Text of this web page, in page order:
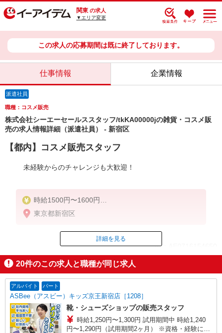
関東 の求人
▼エリア変更
この求人の応募期間は既に終了しております。
仕事情報 企業情報
派遣社員
職種：コスメ販売
株式会社シーエーセールススタッフ/tkKA00000jの雑貨・コスメ販
売の求人情報詳細（派遣社員） - 新宿区
【都内】コスメ販売スタッフ
未経験からのチャレンジも大歓迎！
時給1500円〜1600円
※スキルや経験によって異なります。
東京都新宿区
ID：AE0716154650
掲載期間終了
詳細を見る
20件のこの求人と職種が同じ求人
アルバイト パート
ASBee（アスビー）キッズ京王新宿店［1208］
靴・シューズショップの販売スタッフ
時給1,250円〜1,300円 試用期間中 時給1,240
円〜1,290円（試用期間2ヶ月） ※資格・経験によ